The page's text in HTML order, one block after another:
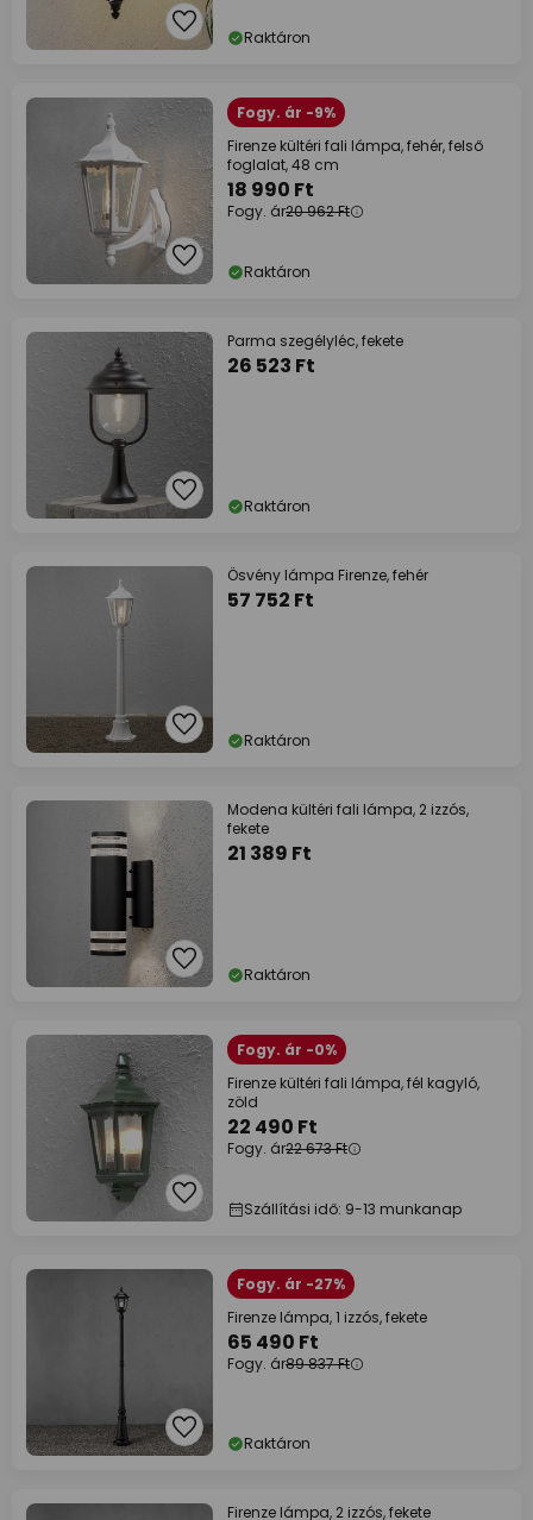
Raktáron
Fogy. ár -9%
Firenze kültéri fali lámpa, fehér, felső
foglalat, 48 cm
18 990 Ft
Fogy. ár20 962 Ft
Raktáron
Parma szegélyléc, fekete
26 523 Ft
Raktáron
Ösvény lámpa Firenze, fehér
57 752 Ft
Raktáron
Modena kültéri fali lámpa, 2 izzós,
fekete
21 389 Ft
Raktáron
Fogy. ár -0%
Firenze kültéri fali lámpa, fél kagyló,
zöld
22 490 Ft
Fogy. ár22 673 Ft
Szállítási idő: 9-13 munkanap
Fogy. ár -27%
Firenze lámpa, 1 izzós, fekete
65 490 Ft
Fogy. ár89 837 Ft
Raktáron
Firenze lámpa, 2 izzós, fekete